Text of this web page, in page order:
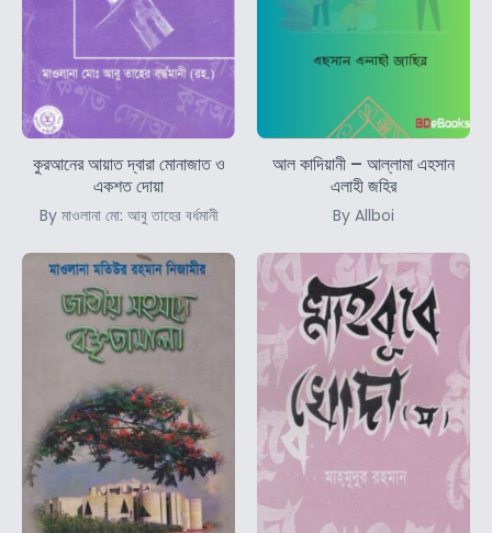
কুরআনের আয়াত দ্বারা মোনাজাত ও
একশত দোয়া
By মাওলানা মো: আবু তাহের বর্ধমানী
আল কাদিয়ানী – আল্লামা এহসান
এলাহী জহির
By Allboi